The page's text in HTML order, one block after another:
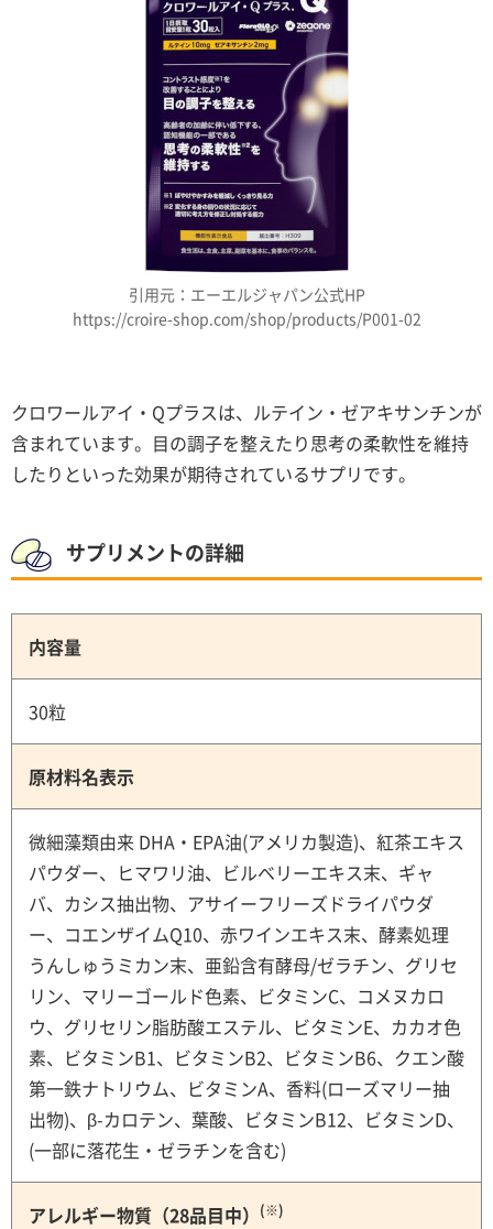
引用元：エーエルジャパン公式HP
https://croire-shop.com/shop/products/P001-02
クロワールアイ・Qプラスは、ルテイン・ゼアキサンチンが
含まれています。目の調子を整えたり思考の柔軟性を維持
したりといった効果が期待されているサプリです。
サプリメントの詳細
内容量
30粒
原材料名表示
微細藻類由来 DHA・EPA油(アメリカ製造)、紅茶エキス
パウダー、ヒマワリ油、ビルベリーエキス末、ギャ
バ、カシス抽出物、アサイーフリーズドライパウダ
ー、コエンザイムQ10、赤ワインエキス末、酵素処理
うんしゅうミカン末、亜鉛含有酵母/ゼラチン、グリセ
リン、マリーゴールド色素、ビタミンC、コメヌカロ
ウ、グリセリン脂肪酸エステル、ビタミンE、カカオ色
素、ビタミンB1、ビタミンB2、ビタミンB6、クエン酸
第一鉄ナトリウム、ビタミンA、香料(ローズマリー抽
出物)、β-カロテン、葉酸、ビタミンB12、ビタミンD、
(一部に落花生・ゼラチンを含む)
アレルギー物質（28品目中） (※)